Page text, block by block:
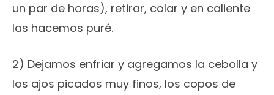
un par de horas), retirar, colar y en caliente
las hacemos puré.
2) Dejamos enfriar y agregamos la cebolla y
los ajos picados muy finos, los copos de